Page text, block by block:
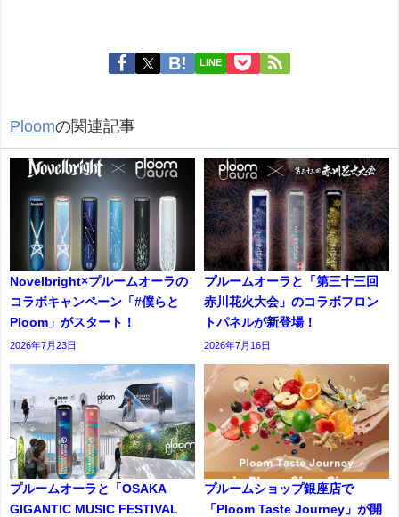
LINE
Ploomの関連記事
Novelbright×プルームオーラの
コラボキャンペーン「#僕らと
Ploom」がスタート！
2026年7月23日
プルームオーラと「第三十三回
赤川花火大会」のコラボフロン
トパネルが新登場！
2026年7月16日
プルームオーラと「OSAKA
GIGANTIC MUSIC FESTIVAL
プルームショップ銀座店で
「Ploom Taste Journey」が開